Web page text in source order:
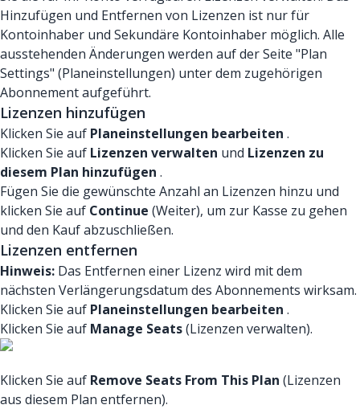
Hinzufügen und Entfernen von Lizenzen ist nur für
Kontoinhaber und Sekundäre Kontoinhaber möglich. Alle
ausstehenden Änderungen werden auf der Seite "Plan
Settings" (Planeinstellungen) unter dem zugehörigen
Abonnement aufgeführt.
Lizenzen hinzufügen
Klicken Sie auf Planeinstellungen bearbeiten .
Klicken Sie auf Lizenzen verwalten und Lizenzen zu
diesem Plan hinzufügen .
Fügen Sie die gewünschte Anzahl an Lizenzen hinzu und
klicken Sie auf Continue (Weiter), um zur Kasse zu gehen
und den Kauf abzuschließen.
Lizenzen entfernen
Hinweis: Das Entfernen einer Lizenz wird mit dem
nächsten Verlängerungsdatum des Abonnements wirksam.
Klicken Sie auf Planeinstellungen bearbeiten .
Klicken Sie auf Manage Seats(Lizenzen verwalten).
Klicken Sie auf Remove Seats From This Plan (Lizenzen
aus diesem Plan entfernen).